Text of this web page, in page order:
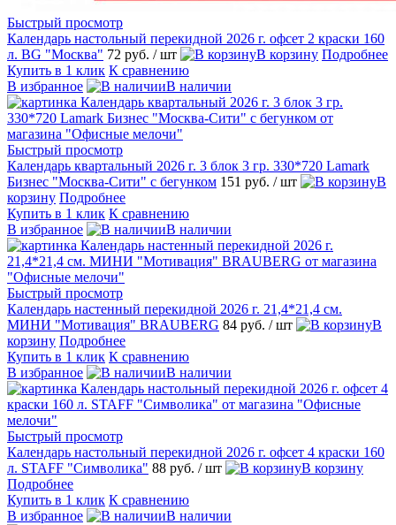
Быстрый просмотр
Календарь настольный перекидной 2026 г. офсет 2 краски 160
л. BG "Москва" 72 руб. / шт В корзину Подробнее
Купить в 1 клик К сравнению
В избранное
В наличии
Быстрый просмотр
Календарь квартальный 2026 г. 3 блок 3 гр. 330*720 Lamark
Бизнес "Москва-Сити" с бегунком 151 руб. / шт
В
корзину Подробнее
Купить в 1 клик К сравнению
В избранное
В наличии
Быстрый просмотр
Календарь настенный перекидной 2026 г. 21,4*21,4 см.
МИНИ "Мотивация" BRAUBERG 84 руб. / шт
В
корзину Подробнее
Купить в 1 клик К сравнению
В избранное
В наличии
Быстрый просмотр
Календарь настольный перекидной 2026 г. офсет 4 краски 160
л. STAFF "Символика" 88 руб. / шт
В корзину
Подробнее
Купить в 1 клик К сравнению
В избранное
В наличии